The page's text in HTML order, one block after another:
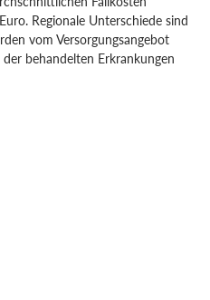
Regionale Unterschiede sind
vom Versorgungsangebot
behandelten Erkrankungen